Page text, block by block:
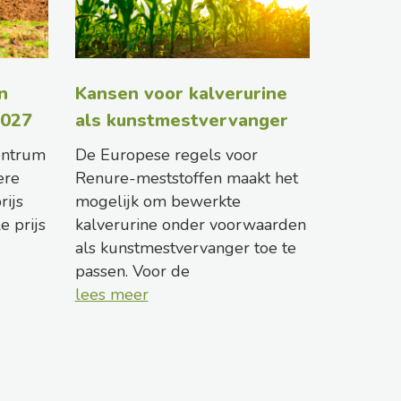
prijs
Kansen voor kalverurine
als kunstmestvervanger
De Europese regels voor
Renure-meststoffen maakt het
mogelijk om bewerkte
kalverurine onder voorwaarden
als kunstmestvervanger toe te
passen. Voor de
lees meer